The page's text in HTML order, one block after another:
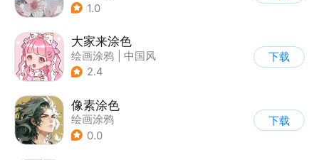
1.0
大家来涂色
绘画涂鸦
中国风
2.4
下载
像素涂色
绘画涂鸦
0.0
下载